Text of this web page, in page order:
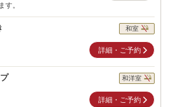
す。
和室
詳細・ご予約
和洋室
詳細・ご予約